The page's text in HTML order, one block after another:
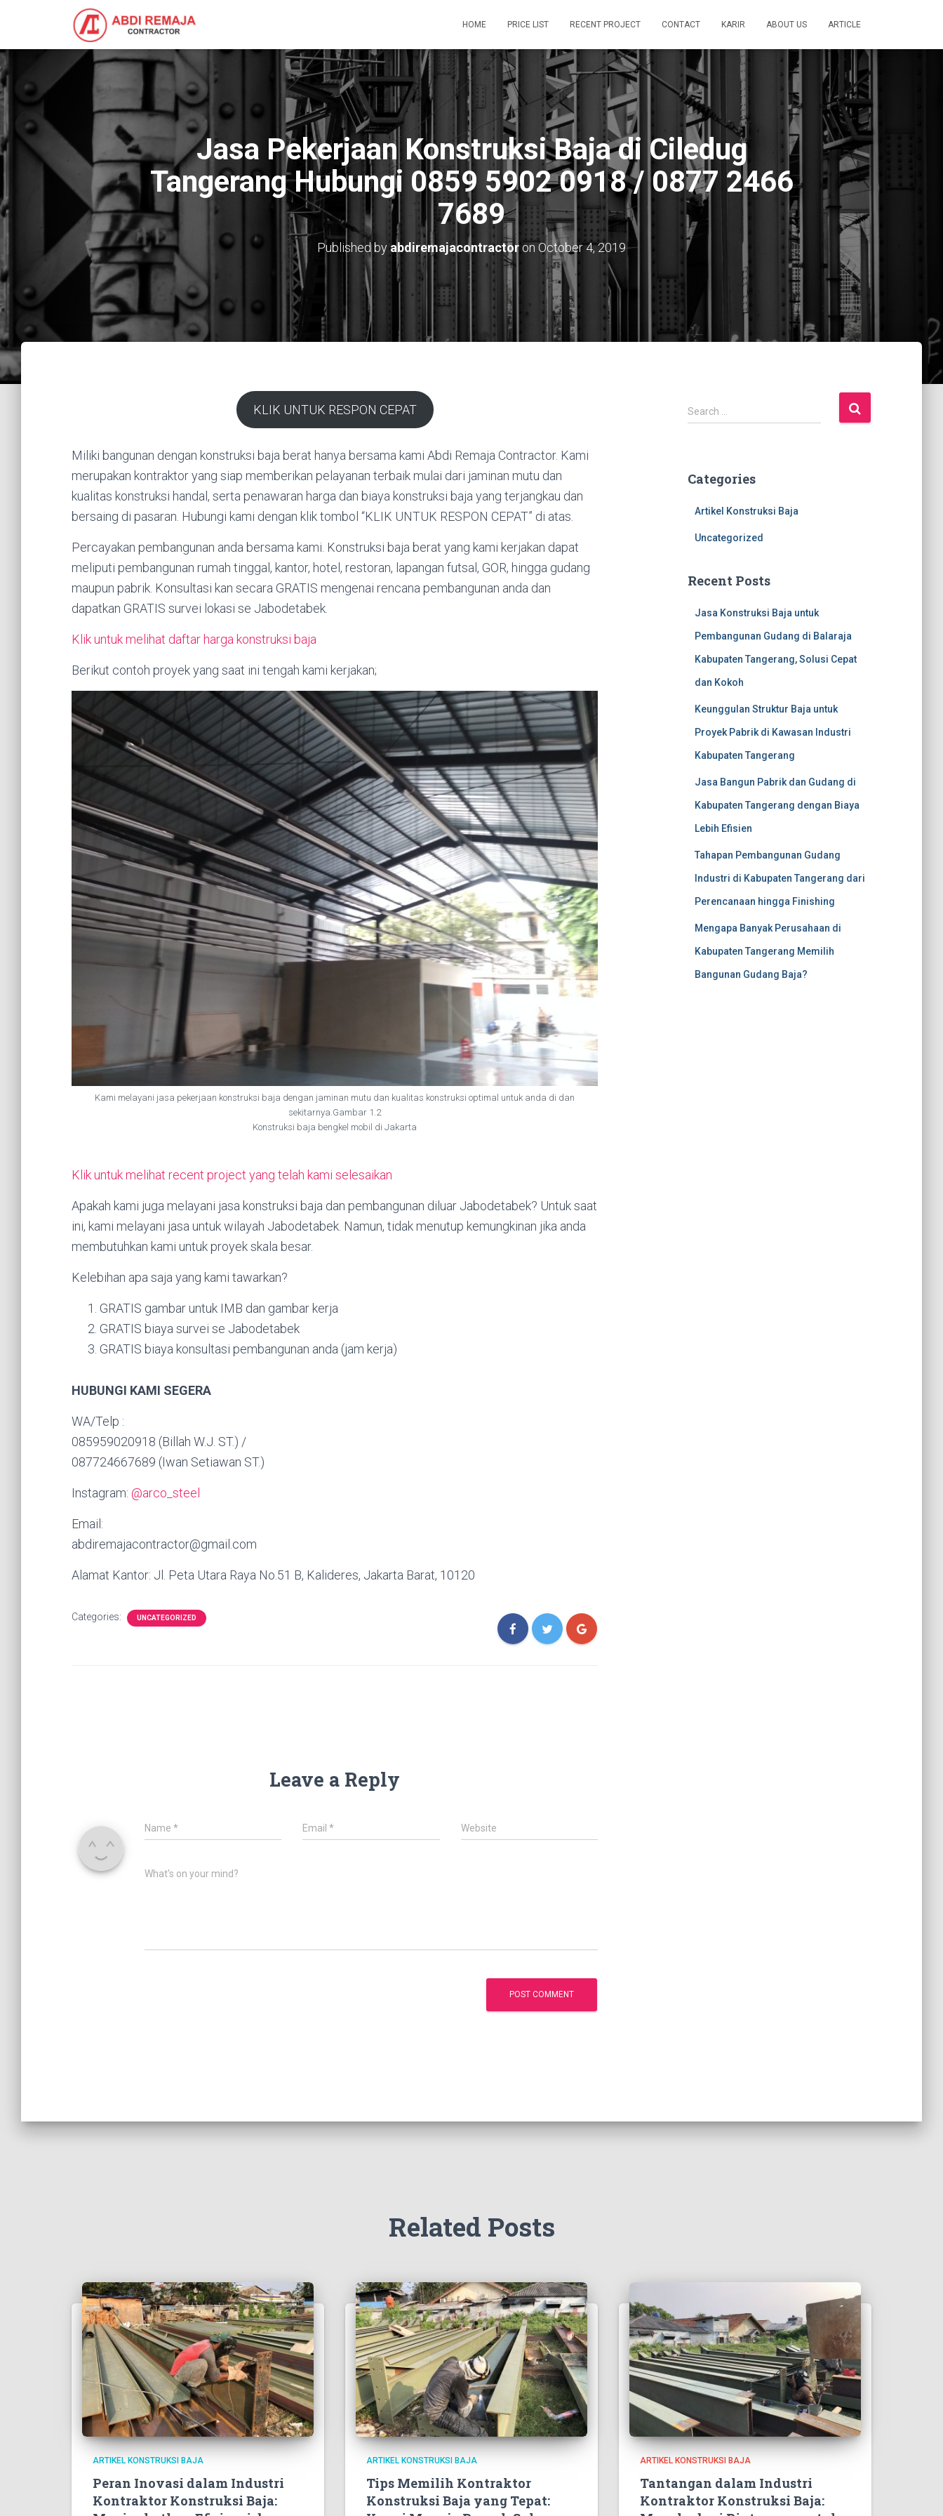
HOME PRICE LIST RECENT PROJECT CONTACT KARIR ABOUT US ARTICLE
Jasa Pekerjaan Konstruksi Baja di Ciledug
Tangerang Hubungi 0859 5902 0918 / 0877 2466
7689
Published byabdiremajacontractor on October 4, 2019
KLIK UNTUK RESPON CEPAT
Miliki bangunan dengan konstruksi baja berat hanya bersama kami Abdi Remaja Contractor. Kami
merupakan kontraktor yang siap memberikan pelayanan terbaik mulai dari jaminan mutu dan
kualitas konstruksi handal, serta penawaran harga dan biaya konstruksi baja yang terjangkau dan
bersaing di pasaran. Hubungi kami dengan klik tombol “KLIK UNTUK RESPON CEPAT” di atas.
Percayakan pembangunan anda bersama kami. Konstruksi baja berat yang kami kerjakan dapat
meliputi pembangunan rumah tinggal, kantor, hotel, restoran, lapangan futsal, GOR, hingga gudang
maupun pabrik. Konsultasi kan secara GRATIS mengenai rencana pembangunan anda dan
dapatkan GRATIS survei lokasi se Jabodetabek.
Klik untuk melihat daftar harga konstruksi baja
Berikut contoh proyek yang saat ini tengah kami kerjakan;
Kami melayani jasa pekerjaan konstruksi baja dengan jaminan mutu dan kualitas konstruksi optimal untuk anda di dan
sekitarnya.Gambar 1.2
Konstruksi baja bengkel mobil di Jakarta
Klik untuk melihat recent project yang telah kami selesaikan
Apakah kami juga melayani jasa konstruksi baja dan pembangunan diluar Jabodetabek? Untuk saat
ini, kami melayani jasa untuk wilayah Jabodetabek. Namun, tidak menutup kemungkinan jika anda
membutuhkan kami untuk proyek skala besar.
Kelebihan apa saja yang kami tawarkan?
GRATIS gambar untuk IMB dan gambar kerja
GRATIS biaya survei se Jabodetabek
GRATIS biaya konsultasi pembangunan anda (jam kerja)
HUBUNGI KAMI SEGERA
WA/Telp :
085959020918 (Billah W.J. ST.) /
087724667689 (Iwan Setiawan ST.)
Instagram: @arco_steel
Email:
abdiremajacontractor@gmail.com
Alamat Kantor: Jl. Peta Utara Raya No.51 B, Kalideres, Jakarta Barat, 10120
Categories: UNCATEGORIZED
Leave a Reply
Name * Email* Website
What's on your mind?
S
e
h
Search …
Categories
Artikel Konstruksi Baja
Uncategorized
Recent Posts
Jasa Konstruksi Baja untuk
Pembangunan Gudang di Balaraja
Kabupaten Tangerang, Solusi Cepat
dan Kokoh
Keunggulan Struktur Baja untuk
Proyek Pabrik di Kawasan Industri
Kabupaten Tangerang
Jasa Bangun Pabrik dan Gudang di
Kabupaten Tangerang dengan Biaya
Lebih Efisien
Tahapan Pembangunan Gudang
Industri di Kabupaten Tangerang dari
Perencanaan hingga Finishing
Mengapa Banyak Perusahaan di
Kabupaten Tangerang Memilih
Bangunan Gudang Baja?
Related Posts
ARTIKEL KONSTRUKSI BAJA
Peran Inovasi dalam Industri
Kontraktor Konstruksi Baja:
ARTIKEL KONSTRUKSI BAJA
Tips Memilih Kontraktor
Konstruksi Baja yang Tepat:
ARTIKEL KONSTRUKSI BAJA
Tantangan dalam Industri
Kontraktor Konstruksi Baja: